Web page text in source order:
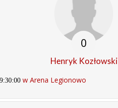
0
Henryk Kozłowski
w Arena Legionowo